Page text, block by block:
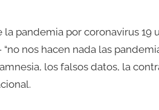
pandemia por coronavirus 19
nos hacen nada las
los falsos datos, la